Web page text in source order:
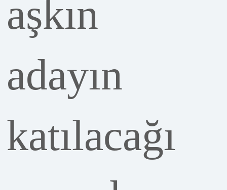
adayın
katılacağı
sınavda